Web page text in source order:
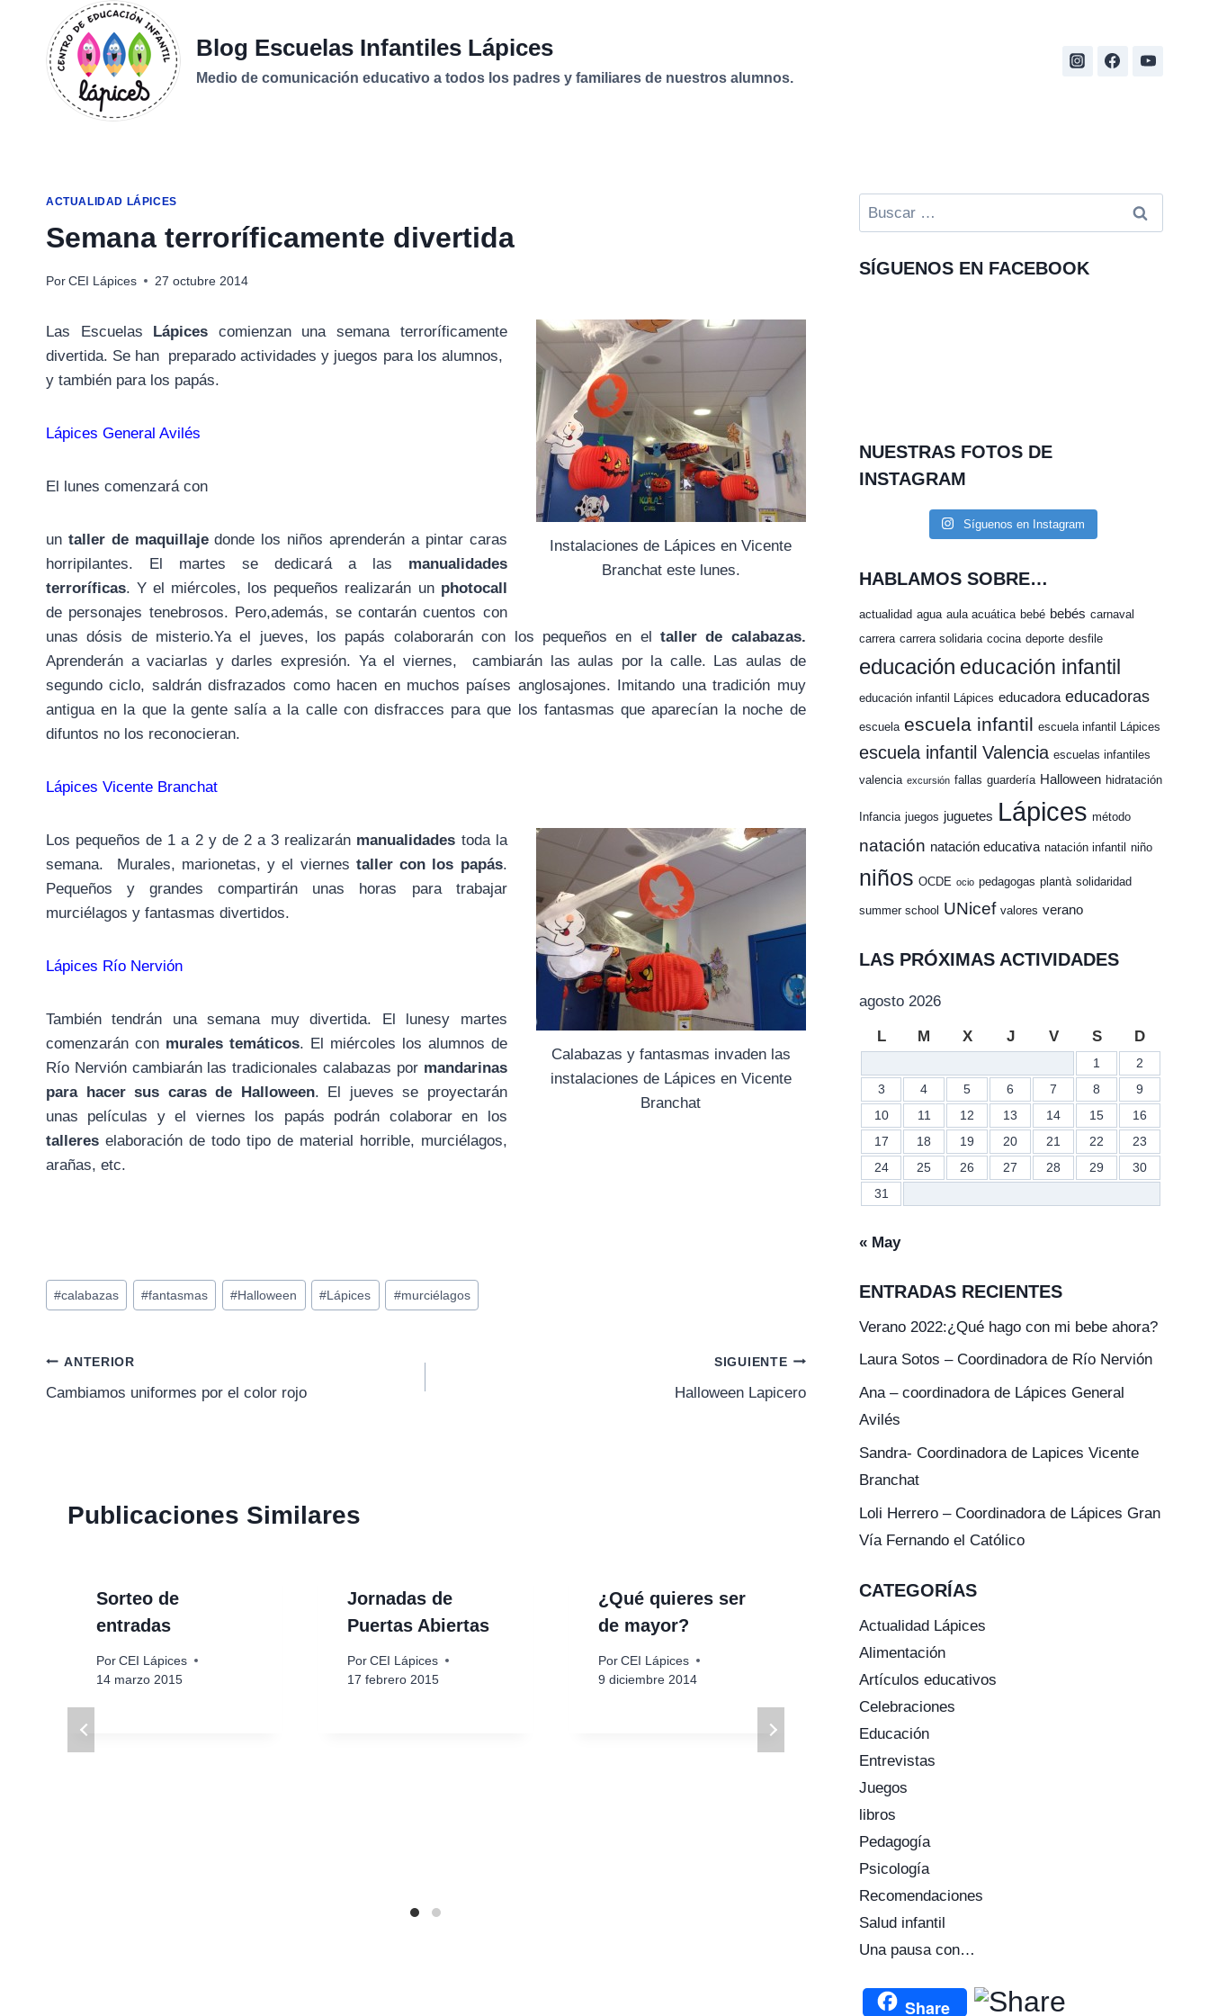
contenido
Blog Escuelas Infantiles Lápices
Medio de comunicación educativo a todos los padres y familiares de nuestros alumnos.
ACTUALIDAD LÁPICES
Semana terroríficamente divertida
Por CEI Lápices 27 octubre 2014
Instalaciones de Lápices en Vicente
Branchat este lunes.
Las Escuelas Lápices comienzan una semana terroríficamente
divertida. Se han preparado actividades y juegos para los alumnos,
y también para los papás.
Lápices General Avilés
El lunes comenzará con
un taller de maquillajedonde los niños aprenderán a pintar caras
horripilantes. El martes se dedicará a las manualidades
terroríficas. Y el miércoles, los pequeños realizarán un photocall
de personajes tenebrosos. Pero,además, se contarán cuentos con
unas dósis de misterio.Ya el jueves, los papás colaborarán con los pequeños en el taller de calabazas.
Aprenderán a vaciarlas y darles expresión. Ya el viernes, cambiarán las aulas por la calle. Las aulas de
segundo ciclo, saldrán disfrazados como hacen en muchos países anglosajones. Imitando una tradición muy
antigua en la que la gente salía a la calle con disfracces para que los fantasmas que aparecían la noche de
difuntos no los reconocieran.
Lápices Vicente Branchat
Calabazas y fantasmas invaden las
instalaciones de Lápices en Vicente
Branchat
Los pequeños de 1 a 2 y de 2 a 3 realizarán manualidades toda la
semana. Murales, marionetas, y el viernes taller con los papás.
Pequeños y grandes compartirán unas horas para trabajar
murciélagos y fantasmas divertidos.
Lápices Río Nervión
También tendrán una semana muy divertida. El lunesy martes
comenzarán con murales temáticos. El miércoles los alumnos de
Río Nervión cambiarán las tradicionales calabazas por mandarinas
para hacer sus caras de Halloween. El jueves se proyectarán
unas películas y el viernes los papás podrán colaborar en los
talleres elaboración de todo tipo de material horrible, murciélagos,
arañas, etc.
Etiquetas
de
entrada:
#calabazas #fantasmas #Halloween # Lápices #murciélagos
Navegación
de
ANTERIOR
Cambiamos uniformes por el color rojo
SIGUIENTE
Halloween Lapicero
Publicaciones Similares
Sorteo de
entradas
Por CEI Lápices
14 marzo 2015
Jornadas de
Puertas Abiertas
Por CEI Lápices
17 febrero 2015
¿Qué quieres ser
de mayor?
Por CEI Lápices
9 diciembre 2014
DIA UNIVERSAL
DEL NIÑO
Por CEI Lápices
30 noviembre 2016
Buscar:
SÍGUENOS EN FACEBOOK
NUESTRAS FOTOS DE
INSTAGRAM
Síguenos en Instagram
HABLAMOS SOBRE…
actualidad agua aula acuática bebé bebés carnaval
carrera carrera solidaria cocina deporte desfile
educación educación infantil
educación infantil Lápices educadora educadoras
escuela escuela infantil escuela infantil Lápices
escuela infantil Valencia escuelas infantiles
valencia excursión fallas guardería Halloween hidratación
Infancia juegos juguetes Lápices método
natación natación educativa natación infantil niño
niños OCDE ocio pedagogas plantà solidaridad
summer school UNicef valores verano
LAS PRÓXIMAS ACTIVIDADES
agosto 2026
L M X J V S D
1
2
3
4 5 6 7 8
9
10
11 12 13 14 15
16
17
18 19 20 21 22
23
24
25 26 27 28 29
30
31
« May
ENTRADAS RECIENTES
Verano 2022:¿Qué hago con mi bebe ahora?
Laura Sotos – Coordinadora de Río Nervión
Ana – coordinadora de Lápices General
Avilés
Sandra- Coordinadora de Lapices Vicente
Branchat
Loli Herrero – Coordinadora de Lápices Gran
Vía Fernando el Católico
CATEGORÍAS
Actualidad Lápices
Alimentación
Artículos educativos
Celebraciones
Educación
Entrevistas
Juegos
libros
Pedagogía
Psicología
Recomendaciones
Salud infantil
Una pausa con…
Share